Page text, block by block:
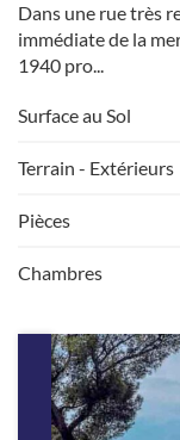
Dans une rue très
immédiate de la
1940 pro...
Surface au Sol
Terrain - Extérieurs
Pièces
Chambres